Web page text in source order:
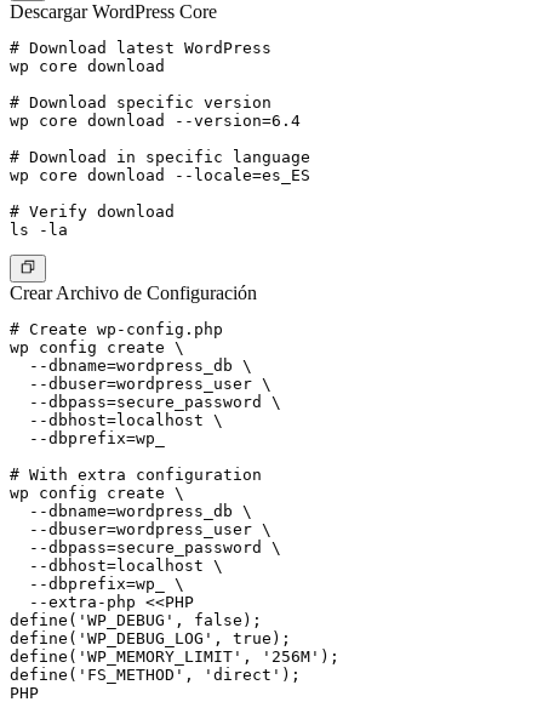
Descargar WordPress Core
# Download latest WordPress
wp core download
# Download specific version
wp core download --version=6.4
# Download in specific language
wp core download --locale=es_ES
# Verify download
Crear Archivo de Configuración
# Create wp-config.php
wp config create \
  --dbname=wordpress_db \
  --dbuser=wordpress_user \
  --dbpass=secure_password \
  --dbhost=localhost \
  --dbprefix=wp_
# With extra configuration
wp config create \
  --dbname=wordpress_db \
  --dbuser=wordpress_user \
  --dbpass=secure_password \
  --dbhost=localhost \
  --dbprefix=wp_ \
  --extra-php <<PHP
define('WP_DEBUG', false);
define('WP_DEBUG_LOG', true);
define('WP_MEMORY_LIMIT', '256M');
define('FS_METHOD', 'direct');